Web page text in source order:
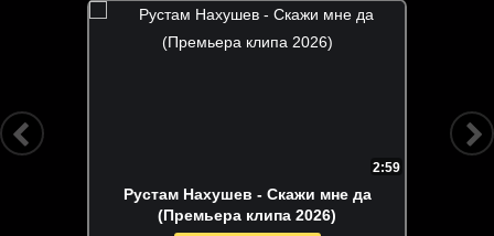
2:59
Рустам Нахушев - Скажи мне да
(Премьера клипа 2026)